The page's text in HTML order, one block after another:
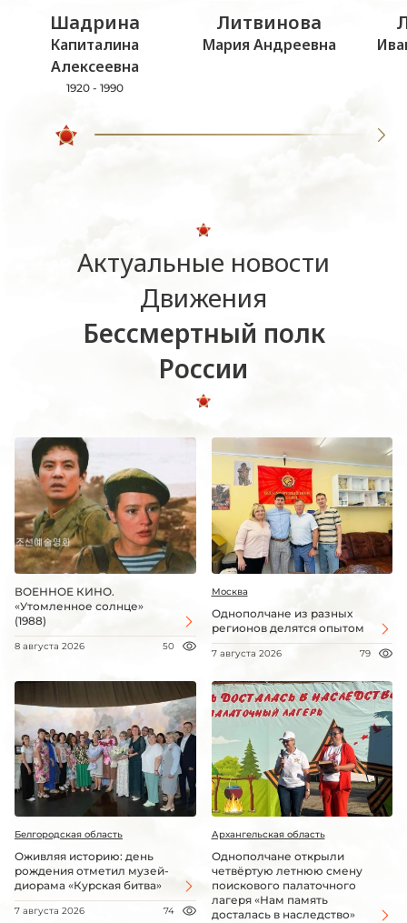
Шадрина
Капиталина
Алексеевна
1920 - 1990
Литвинова
Мария Андреевна
Актуальные новости
Движения
Бессмертный полк
России
ВОЕННОЕ КИНО.
«Утомленное солнце»
(1988)
8 августа 2026 50
Москва
Однополчане из разных
регионов делятся опытом
7 августа 2026 79
Белгородская область
Оживляя историю: день
рождения отметил музей-
диорама «Курская битва»
7 августа 2026 74
Архангельская область
Однополчане открыли
четвёртую летнюю смену
поискового палаточного
лагеря «Нам память
досталась в наследство»